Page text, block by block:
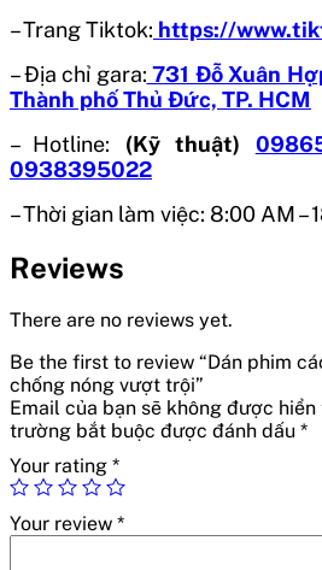
– Trang Tiktok: https://
– Địa chỉ gara: 731 Đỗ Xuân
Thành phố Thủ Đức, TP. HCM
– Hotline: (Kỹ thuật)
0938395022
– Thời gian làm việc: 8:00 AM –
Reviews
There are no reviews yet.
Be the first to review “Dán phim
chống nóng vượt trội”
Email của bạn sẽ không được
trường bắt buộc được đánh dấu *
Your rating *
Your review *